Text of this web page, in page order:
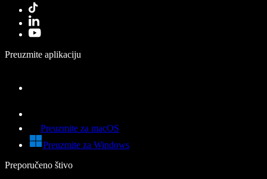
Preuzmite aplikaciju
Preuzmite za macOS
Preuzmite za Windows
Preporučeno štivo